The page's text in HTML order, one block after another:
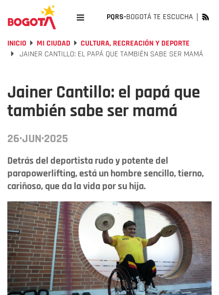
PQRS-BOGOTÁ TE ESCUCHA
INICIO MI CIUDAD
CULTURA, RECREACIÓN Y DEPORTE
JAINER CANTILLO: EL PAPÁ QUE TAMBIÉN SABE SER MAMÁ
Jainer Cantillo: el papá que
también sabe ser mamá
26·JUN·2025
Detrás del deportista rudo y potente del
parapowerlifting, está un hombre sencillo, tierno,
cariñoso, que da la vida por su hija.